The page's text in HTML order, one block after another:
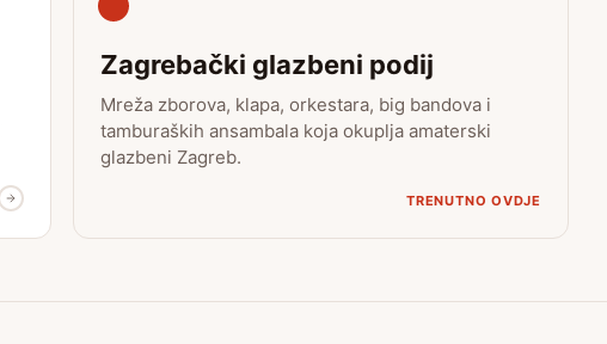
Zagrebački glazbeni podij
Mreža zborova, klapa, orkestara, big bandova i
tamburaških ansambala koja okuplja amaterski
glazbeni Zagreb.
TRENUTNO OVDJE